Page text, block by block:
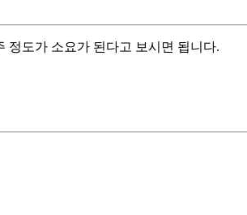
정도가 소요가 된다고 보시면 됩니다.